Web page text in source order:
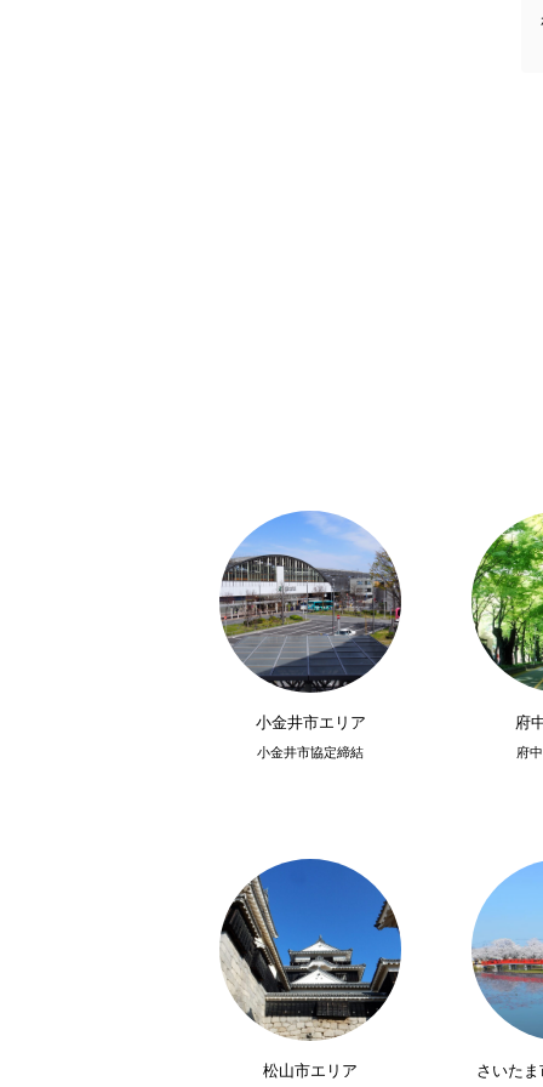
小金井市エリア
小金井市協定締結
府
府
松山市エリア さいた